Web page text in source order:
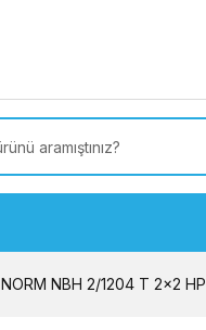
NORM NBH 2/1204 T 2x2